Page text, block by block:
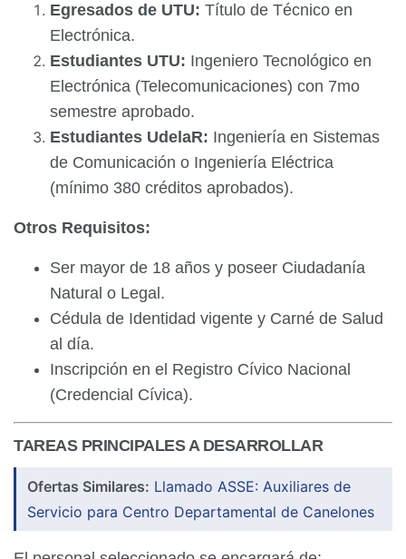
Egresados de UTU: Título de Técnico en
Electrónica.
Estudiantes UTU: Ingeniero Tecnológico en
Electrónica (Telecomunicaciones) con 7mo
semestre aprobado.
Estudiantes UdelaR: Ingeniería en Sistemas
de Comunicación o Ingeniería Eléctrica
(mínimo 380 créditos aprobados).
Otros Requisitos:
Ser mayor de 18 años y poseer Ciudadanía
Natural o Legal.
Cédula de Identidad vigente y Carné de Salud
al día.
Inscripción en el Registro Cívico Nacional
(Credencial Cívica).
TAREAS PRINCIPALES A DESARROLLAR
Ofertas Similares: Llamado ASSE: Auxiliares de
Servicio para Centro Departamental de Canelones